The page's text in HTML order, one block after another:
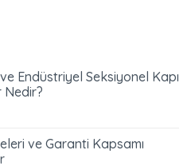
Endüstriyel Seksiyonel Kapı
Nedir?
ve Garanti Kapsamı